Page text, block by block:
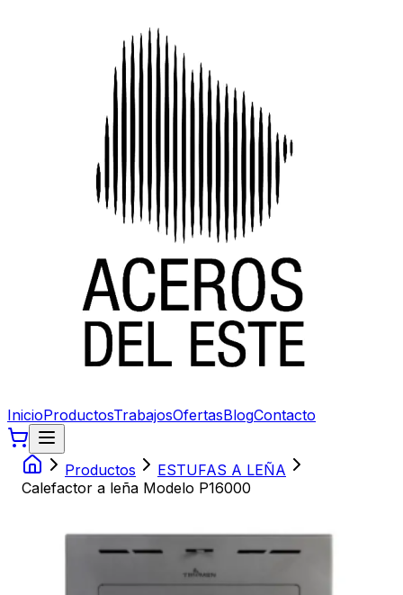
InicioProductosTrabajosOfertasBlogContacto
Productos
ESTUFAS A LEÑA
Calefactor a leña Modelo P16000